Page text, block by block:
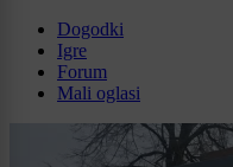
Dogodki
Igre
Forum
Mali oglasi